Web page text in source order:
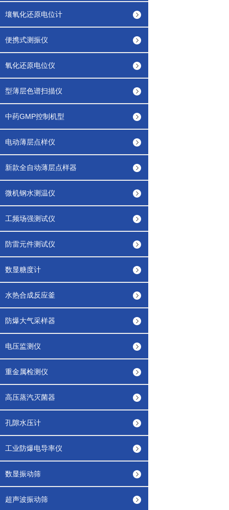
壤氧化还原电位计
便携式测振仪
氧化还原电位仪
型薄层色谱扫描仪
中药GMP控制机型
电动薄层点样仪
新款全自动薄层点样器
微机钢水测温仪
工频场强测试仪
防雷元件测试仪
数显糖度计
水热合成反应釜
防爆大气采样器
电压监测仪
重金属检测仪
高压蒸汽灭菌器
孔隙水压计
工业防爆电导率仪
数显振动筛
超声波振动筛